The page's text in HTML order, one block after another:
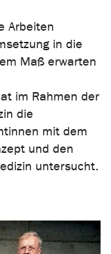
Arbeiten
in die
Maß erwarten
im Rahmen der
die
mit dem
und den
untersucht.